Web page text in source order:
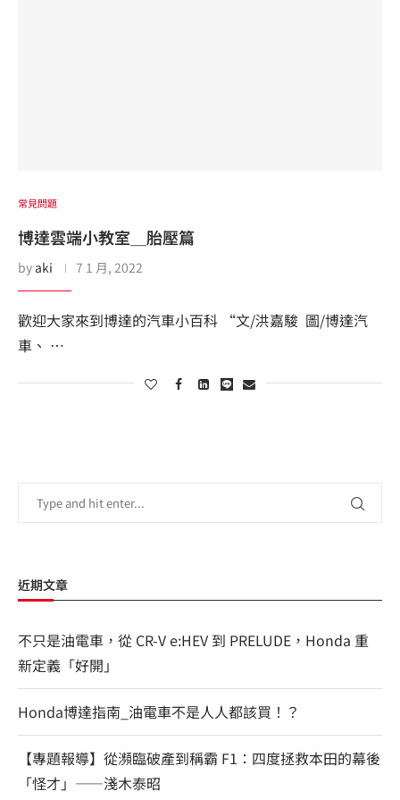
常見問題
博達雲端小教室＿胎壓篇
by aki 7 1 月, 2022
歡迎大家來到博達的汽車小百科 “文/洪嘉駿 圖/博達汽
車、 …
近期文章
不只是油電車，從 CR-V e:HEV 到 PRELUDE，Honda 重
新定義「好開」
Honda博達指南_油電車不是人人都該買！？
【專題報導】從瀕臨破產到稱霸 F1：四度拯救本田的幕後
「怪才」——淺木泰昭